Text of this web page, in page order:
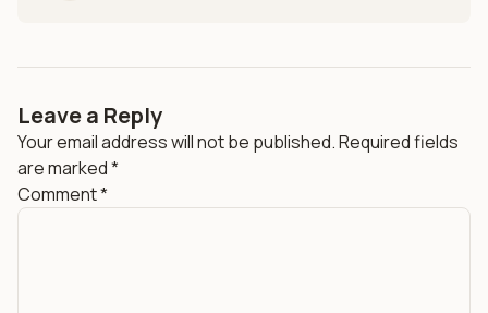
Leave a Reply
Your email address will not be published.Required fields
are marked*
Comment*